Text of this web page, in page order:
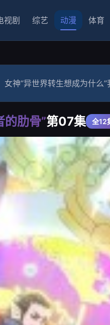
视剧 综艺 动漫 体育
女神“异世界转生想成为什么”
的肋骨”第07集 全12